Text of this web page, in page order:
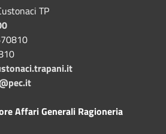
TP
Affari Generali Ragioneria